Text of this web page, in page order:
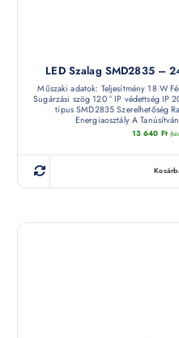
LED Szalag SMD2835 –
Műszaki adatok: Teljesítmény 18 W
Sugárzási szög 120 ° IP védettség IP
típus SMD2835 Szerelhetőség
Energiaosztály A
13 640 Ft